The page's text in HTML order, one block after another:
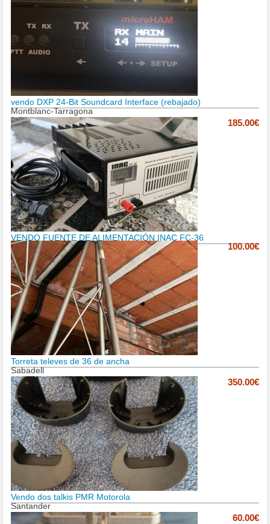
vendo DXP 24-Bit Soundcard Interface (rebajado)
Montblanc-Tarragona
185.00€
VENDO FUENTE DE ALIMENTACIÓN INAC FC-36
100.00€
Torreta televes de 36 de ancha
Sabadell
350.00€
Vendo dos talkis PMR Motorola
Santander
60.00€